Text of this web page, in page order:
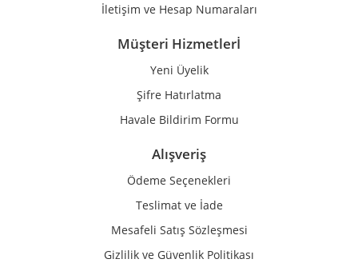
Gönder
İletişim ve Hesap Numaraları
Müşteri Hizmetlerİ
Yeni Üyelik
Şifre Hatırlatma
Havale Bildirim Formu
Alışveriş
Ödeme Seçenekleri
Teslimat ve İade
Mesafeli Satış Sözleşmesi
Gizlilik ve Güvenlik Politikası